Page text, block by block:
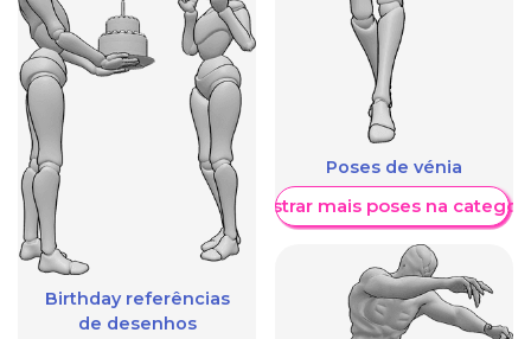
Birthday referências
de desenhos
Poses de vénia
Mostrar mais poses na